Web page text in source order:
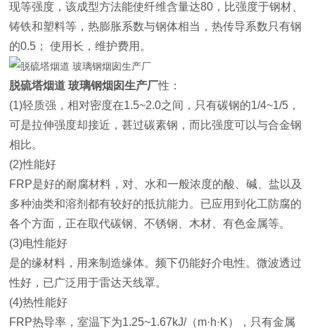
现等强度，该成型方法能使纤维含量达80，比强度于钢材、
铸铁和塑料等，热膨胀系数与钢体相当，热传导系数只有钢
的0.5； 使用长，维护费用。
脱硫塔烟道 玻璃钢烟囱生产厂性：
(1)轻质强，相对密度在1.5~2.0之间，只有碳钢的1/4~1/5，
可是拉伸强度却接近，甚过碳素钢，而比强度可以与合金钢
相比。
(2)性能好
FRP是好的耐腐材料，对、水和一般浓度的酸、碱、盐以及
多种油类和溶剂都有较好的抵抗能力。已应用到化工防腐的
各个方面，正在取代碳钢、不锈钢、木材、有色金属等。
(3)电性能好
是的缘材料，用来制造缘体。频下仍能好介电性。微波透过
性好，已广泛用于雷达天线罩。
(4)热性能好
FRP热导率，室温下为1.25~1.67kJ/（m·h·K），只有金属